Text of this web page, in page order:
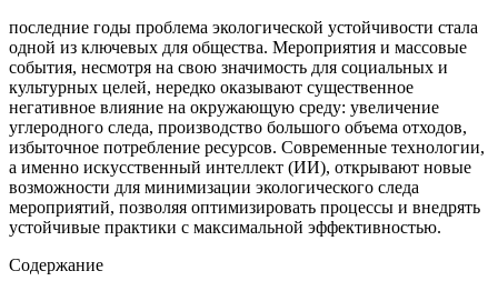
последние годы проблема экологической устойчивости стала
одной из ключевых для общества. Мероприятия и массовые
события, несмотря на свою значимость для социальных и
культурных целей, нередко оказывают существенное
негативное влияние на окружающую среду: увеличение
углеродного следа, производство большого объема отходов,
избыточное потребление ресурсов. Современные технологии,
а именно искусственный интеллект (ИИ), открывают новые
возможности для минимизации экологического следа
мероприятий, позволяя оптимизировать процессы и внедрять
устойчивые практики с максимальной эффективностью.
Содержание